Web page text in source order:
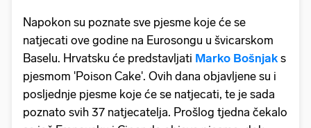
Napokon su poznate sve pjesme koje će se
natjecati ove godine na Eurosongu u švicarskom
Baselu. Hrvatsku će predstavljati Marko Bošnjak s
pjesmom 'Poison Cake'. Ovih dana objavljene su i
posljednje pjesme koje će se natjecati, te je sada
poznato svih 37 natjecatelja. Prošlog tjedna čekalo